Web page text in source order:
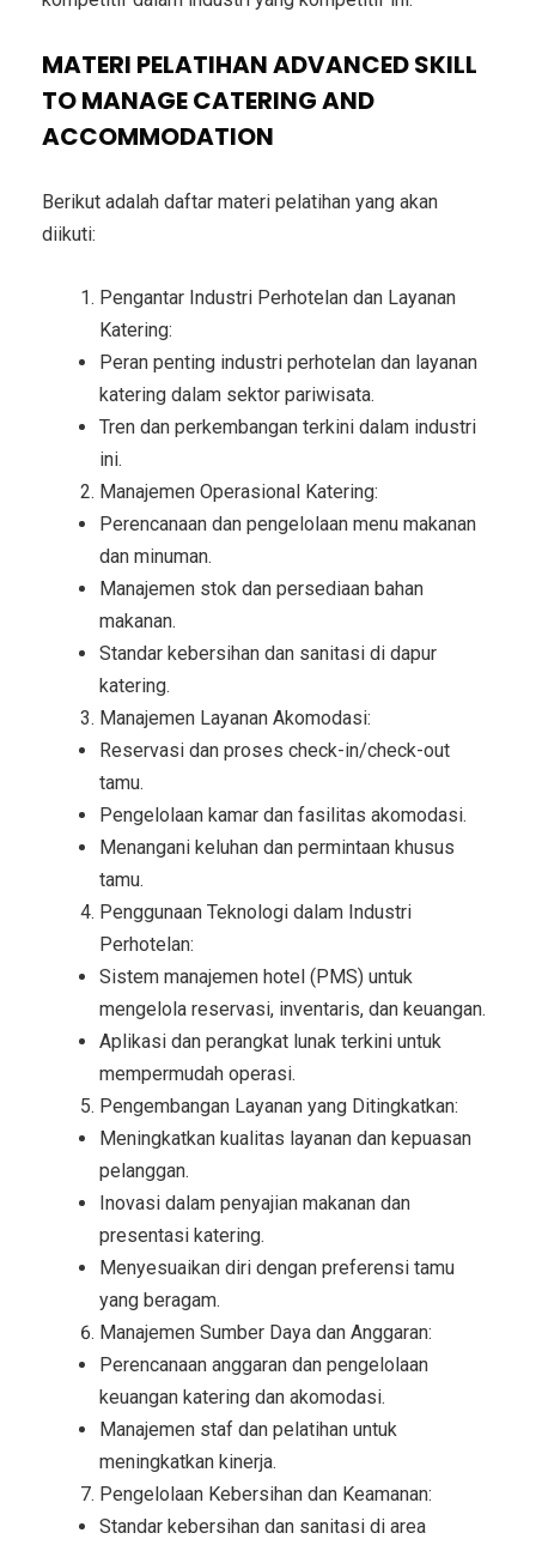
MATERI PELATIHAN ADVANCED SKILL
TO MANAGE CATERING AND
ACCOMMODATION
Berikut adalah daftar materi pelatihan yang akan
diikuti:
Pengantar Industri Perhotelan dan Layanan
Katering:
Peran penting industri perhotelan dan layanan
katering dalam sektor pariwisata.
Tren dan perkembangan terkini dalam industri
ini.
Manajemen Operasional Katering:
Perencanaan dan pengelolaan menu makanan
dan minuman.
Manajemen stok dan persediaan bahan
makanan.
Standar kebersihan dan sanitasi di dapur
katering.
Manajemen Layanan Akomodasi:
Reservasi dan proses check-in/check-out
tamu.
Pengelolaan kamar dan fasilitas akomodasi.
Menangani keluhan dan permintaan khusus
tamu.
Penggunaan Teknologi dalam Industri
Perhotelan:
Sistem manajemen hotel (PMS) untuk
mengelola reservasi, inventaris, dan keuangan.
Aplikasi dan perangkat lunak terkini untuk
mempermudah operasi.
Pengembangan Layanan yang Ditingkatkan:
Meningkatkan kualitas layanan dan kepuasan
pelanggan.
Inovasi dalam penyajian makanan dan
presentasi katering.
Menyesuaikan diri dengan preferensi tamu
yang beragam.
Manajemen Sumber Daya dan Anggaran:
Perencanaan anggaran dan pengelolaan
keuangan katering dan akomodasi.
Manajemen staf dan pelatihan untuk
meningkatkan kinerja.
Pengelolaan Kebersihan dan Keamanan:
Standar kebersihan dan sanitasi di area